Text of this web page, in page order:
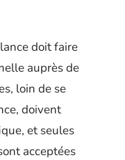
doit faire
auprès de
loin de se
doivent
et seules
acceptées